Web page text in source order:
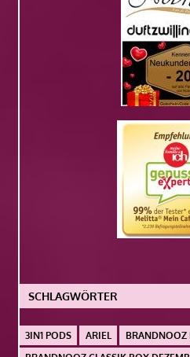
SCHLAGWÖRTER
3IN1 PODS ARIEL
BRANDNOOZ